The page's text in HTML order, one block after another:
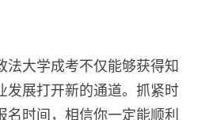
大学成考不仅能够获得知
发展打开新的通道。抓紧时
名时间，相信你一定能顺利